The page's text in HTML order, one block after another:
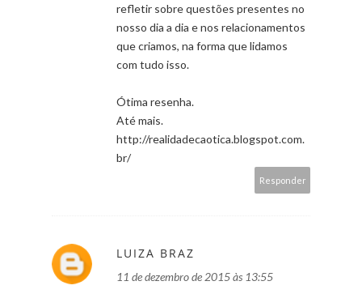
refletir sobre questões presentes no
nosso dia a dia e nos relacionamentos
que criamos, na forma que lidamos
com tudo isso.
Ótima resenha.
Até mais.
http://realidadecaotica.blogspot.com.
br/
Responder
LUIZA BRAZ
11 de dezembro de 2015 às 13:55